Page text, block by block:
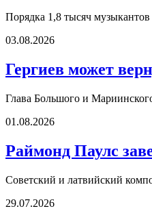
Порядка 1,8 тысяч
03.08.2026
Гергиев может
Глава Большого и
01.08.2026
Раймонд Паулс
Советский и латвийский
29.07.2026